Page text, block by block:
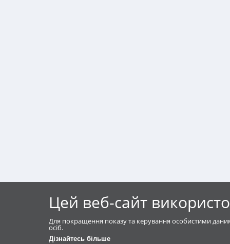
Цей веб-сайт
Для покращення показу та керування особистими
осіб.
Дізнайтесь більше